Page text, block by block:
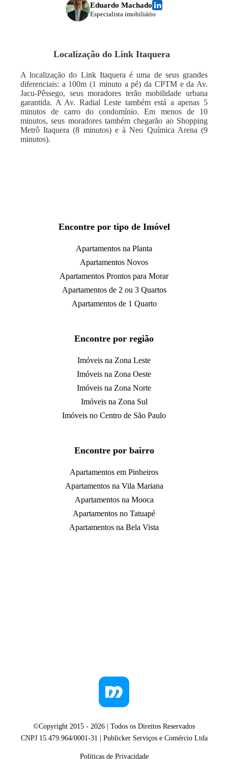
Eduardo Machado
Especialista imobiliário
Localização do Link Itaquera
A localização do Link Itaquera é uma de seus grandes
diferenciais: a 100m (1 minuto a pé) da CPTM e da Av.
Jacu-Pêssego, seus moradores terão mobilidade urbana
garantida. A Av. Radial Leste também está a apenas 5
minutos de carro do condomínio. Em menos de 10
minutos, seus moradores também chegarão ao Shopping
Metrô Itaquera (8 minutos) e à Neo Química Arena (9
minutos).
Encontre por tipo de Imóvel
Apartamentos na Planta
Apartamentos Novos
Apartamentos Prontos para Morar
Apartamentos de 2 ou 3 Quartos
Apartamentos de 1 Quarto
Encontre por região
Imóveis na Zona Leste
Imóveis na Zona Oeste
Imóveis na Zona Norte
Imóveis na Zona Sul
Imóveis no Centro de São Paulo
Encontre por bairro
Apartamentos em Pinheiros
Apartamentos na Vila Mariana
Apartamentos na Mooca
Apartamentos no Tatuapé
Apartamentos na Bela Vista
©Copyright 2015 - 2026 | Todos os Direitos Reservados
CNPJ 15.479.964/0001-31 | Publicker Serviços e Comércio Ltda
Políticas de Privacidade